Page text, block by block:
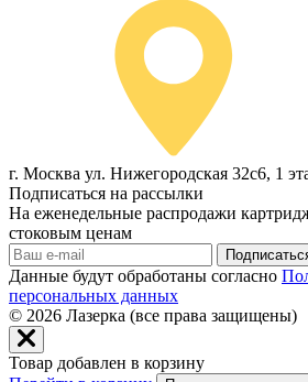
г. Москва ул. Нижегородская 32с6, 1
Подписаться на рассылки
На еженедельные распродажи
стоковым ценам
Данные будут обработаны согласно
персональных данных
© 2026 Лазерка (все права защищены)
Товар добавлен в корзину